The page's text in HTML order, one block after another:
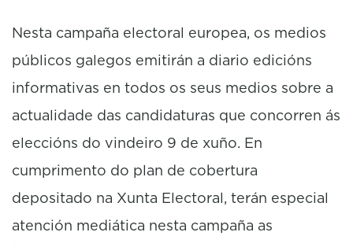
Nesta campaña electoral europea, os medios
públicos galegos emitirán a diario edicións
informativas en todos os seus medios sobre a
actualidade das candidaturas que concorren ás
eleccións do vindeiro 9 de xuño. En
cumprimento do plan de cobertura
depositado na Xunta Electoral, terán especial
atención mediática nesta campaña as